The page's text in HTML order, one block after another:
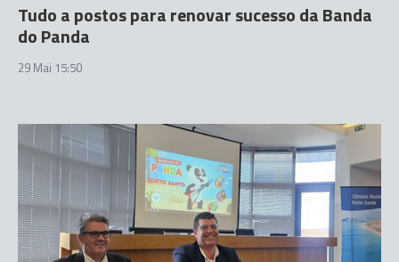
Tudo a postos para renovar sucesso da Banda
do Panda
29 Mai 15:50